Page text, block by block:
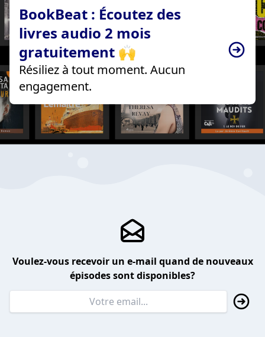
BookBeat : Écoutez des
livres audio 2 mois
gratuitement 🙌
Résiliez à tout moment. Aucun
engagement.
Voulez-vous recevoir un e-mail quand de nouveaux
épisodes sont disponibles?